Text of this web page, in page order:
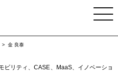
> 金 良泰
ビリティ、CASE、MaaS、イノベーショ